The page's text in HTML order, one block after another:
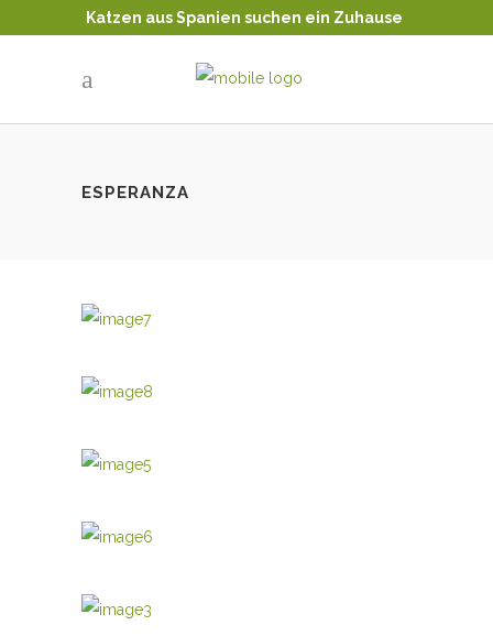
Katzen aus Spanien suchen ein Zuhause
ESPERANZA